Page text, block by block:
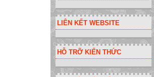
LIÊN KẾT WEBSITE
HỖ TRỠ KIẾN THỨC